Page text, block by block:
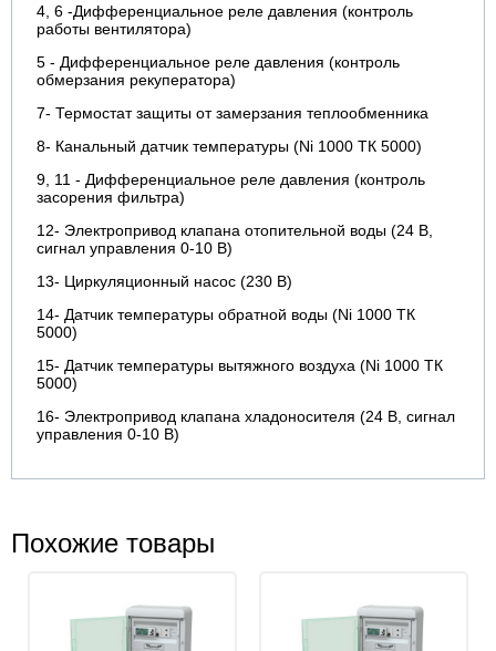
4, 6 -Дифференциальное реле давления (контроль
работы вентилятора)
5 - Дифференциальное реле давления (контроль
обмерзания рекуператора)
7- Термостат защиты от замерзания теплообменника
8- Канальный датчик температуры (Ni 1000 ТК 5000)
9, 11 - Дифференциальное реле давления (контроль
засорения фильтра)
12- Электропривод клапана отопительной воды (24 В,
сигнал управления 0-10 В)
13- Циркуляционный насос (230 В)
14- Датчик температуры обратной воды (Ni 1000 ТК
5000)
15- Датчик температуры вытяжного воздуха (Ni 1000 ТК
5000)
16- Электропривод клапана хладоносителя (24 В, сигнал
управления 0-10 В)
Похожие товары